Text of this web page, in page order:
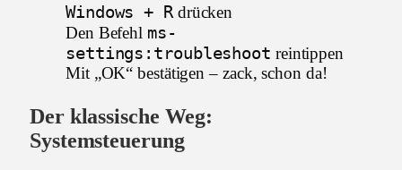
Windows + Rdrücken
Den Befehl ms-
settings:troubleshoot reintippen
Mit „OK“ bestätigen – zack, schon da!
Der klassische Weg:
Systemsteuerung